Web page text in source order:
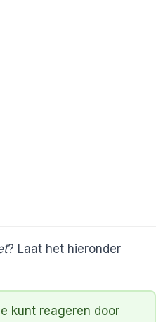
? Laat het hieronder
kunt reageren door